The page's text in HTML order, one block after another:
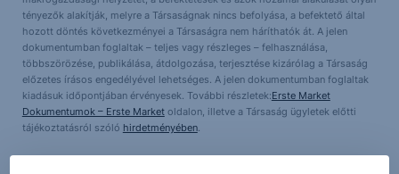
tényezők alakítják, melyre a Társaságnak nincs befolyása, a befektető által
hozott döntés következményei a Társaságra nem háríthatók át. A jelen
dokumentumban foglaltak – teljes vagy részleges – felhasználása,
többszörözése, publikálása, átdolgozása, terjesztése kizárólag a Társaság
előzetes írásos engedélyével lehetséges. A jelen dokumentumban foglaltak
kiadásuk időpontjában érvényesek. További részletek:Erste Market
Dokumentumok – Erste Marketoldalon, illetve a Társaság ügyletek előtti
tájékoztatásról szóló hirdetményében.